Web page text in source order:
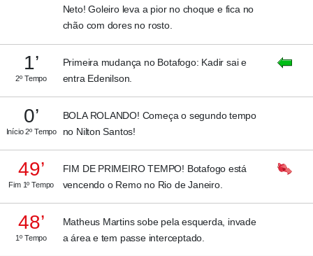
Neto! Goleiro leva a pior no choque e fica no
chão com dores no rosto.
1’
2º Tempo
Primeira mudança no Botafogo: Kadir sai e
entra Edenilson.
0’
Início 2º Tempo
BOLA ROLANDO! Começa o segundo tempo
no Nilton Santos!
49’
Fim 1º Tempo
FIM DE PRIMEIRO TEMPO! Botafogo está
vencendo o Remo no Rio de Janeiro.
48’
1º Tempo
Matheus Martins sobe pela esquerda, invade
a área e tem passe interceptado.